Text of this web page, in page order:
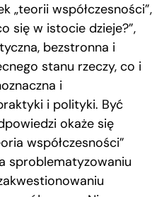
„teorii współczesności”,
się w istocie dzieje?”,
bezstronna i
stanu rzeczy, co i
i
i polityki. Być
okaże się
współczesności”
sproblematyzowaniu